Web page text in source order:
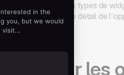
. Il existe deux types de
de la page de détail de
sur les